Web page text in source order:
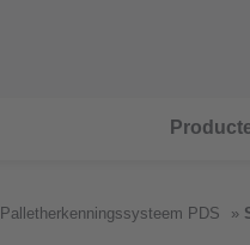
Palletherkenningssysteem PDS